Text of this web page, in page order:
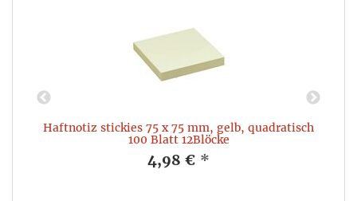
Haftnotiz stickies 75 x 75 mm, gelb, quadratisch
100 Blatt 12Blöcke
4,98 € *